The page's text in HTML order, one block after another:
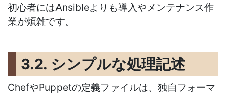
初心者にはAnsibleよりも導入やメンテナンス作
業が煩雑です。
3.2. シンプルな処理記述
ChefやPuppetの定義ファイルは、独自フォーマ